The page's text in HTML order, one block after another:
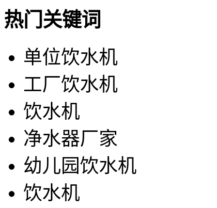
热门关键词
单位饮水机
工厂饮水机
饮水机
净水器厂家
幼儿园饮水机
饮水机